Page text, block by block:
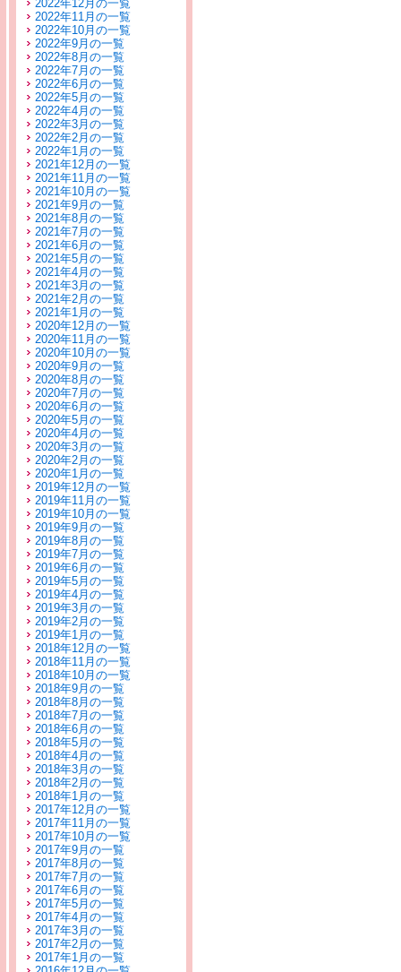
2022年12月の一覧
2022年11月の一覧
2022年10月の一覧
2022年9月の一覧
2022年8月の一覧
2022年7月の一覧
2022年6月の一覧
2022年5月の一覧
2022年4月の一覧
2022年3月の一覧
2022年2月の一覧
2022年1月の一覧
2021年12月の一覧
2021年11月の一覧
2021年10月の一覧
2021年9月の一覧
2021年8月の一覧
2021年7月の一覧
2021年6月の一覧
2021年5月の一覧
2021年4月の一覧
2021年3月の一覧
2021年2月の一覧
2021年1月の一覧
2020年12月の一覧
2020年11月の一覧
2020年10月の一覧
2020年9月の一覧
2020年8月の一覧
2020年7月の一覧
2020年6月の一覧
2020年5月の一覧
2020年4月の一覧
2020年3月の一覧
2020年2月の一覧
2020年1月の一覧
2019年12月の一覧
2019年11月の一覧
2019年10月の一覧
2019年9月の一覧
2019年8月の一覧
2019年7月の一覧
2019年6月の一覧
2019年5月の一覧
2019年4月の一覧
2019年3月の一覧
2019年2月の一覧
2019年1月の一覧
2018年12月の一覧
2018年11月の一覧
2018年10月の一覧
2018年9月の一覧
2018年8月の一覧
2018年7月の一覧
2018年6月の一覧
2018年5月の一覧
2018年4月の一覧
2018年3月の一覧
2018年2月の一覧
2018年1月の一覧
2017年12月の一覧
2017年11月の一覧
2017年10月の一覧
2017年9月の一覧
2017年8月の一覧
2017年7月の一覧
2017年6月の一覧
2017年5月の一覧
2017年4月の一覧
2017年3月の一覧
2017年2月の一覧
2017年1月の一覧